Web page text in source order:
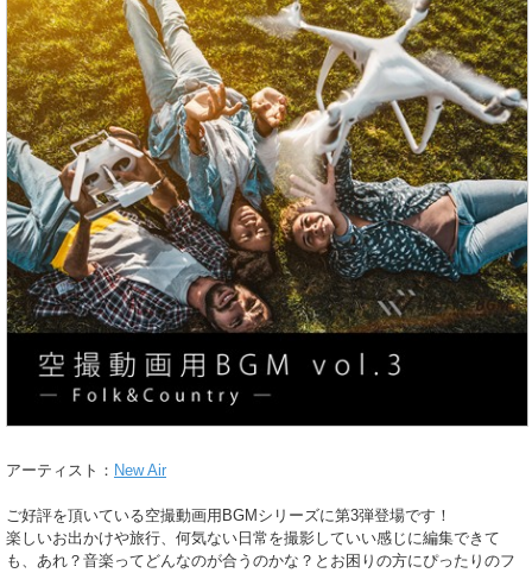
アーティスト： New Air
ご好評を頂いている空撮動画用BGMシリーズに第3弾登場です！
楽しいお出かけや旅行、何気ない日常を撮影していい感じに編集できて
も、あれ？音楽ってどんなのが合うのかな？とお困りの方にぴったりのフ